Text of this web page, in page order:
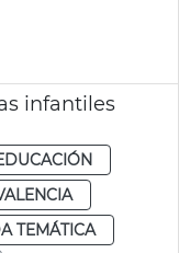
infantiles
TEMÁTICA